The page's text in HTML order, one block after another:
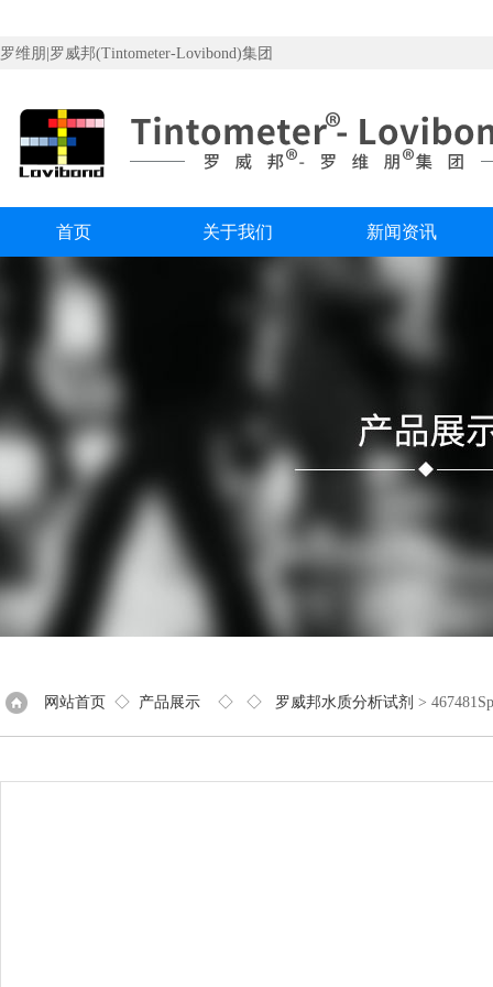
罗维朋|罗威邦(Tintometer-Lovibond)集团
首页 关于我们 新闻资讯
网站首页 ◇ 产品展示 ◇ ◇ 罗威邦水质分析试剂 >